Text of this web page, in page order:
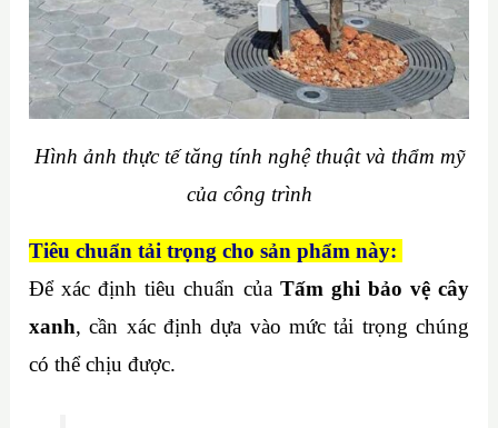
Hình ảnh thực tế tăng tính nghệ thuật và thẩm mỹ
của công trình
Tiêu chuẩn tải trọng cho sản phẩm này:
Để xác định tiêu chuẩn của Tấm ghi bảo vệ cây
xanh, cần xác định dựa vào mức tải trọng chúng
có thể chịu được.